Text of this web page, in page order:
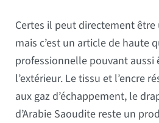
Certes il peut directement
mais c’est un article de haute
professionnelle pouvant aussi
l’extérieur. Le tissu et l’encre
aux gaz d’échappement, le
d’Arabie Saoudite reste un